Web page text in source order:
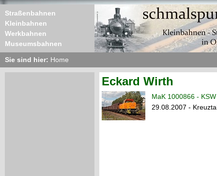
Straßenbahnen
Kleinbahnen
Werkbahnen
Museumsbahnen
Sie sind hier: Home
Eckard Wirth
MaK 1000866 -
29.08.2007 -